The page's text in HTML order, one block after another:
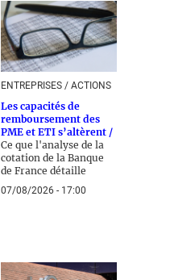
ENTREPRISES / ACTIONS
Les capacités de
remboursement des
PME et ETI s’altèrent /
Ce que l'analyse de la
cotation de la Banque
de France détaille
07/08/2026 - 17:00